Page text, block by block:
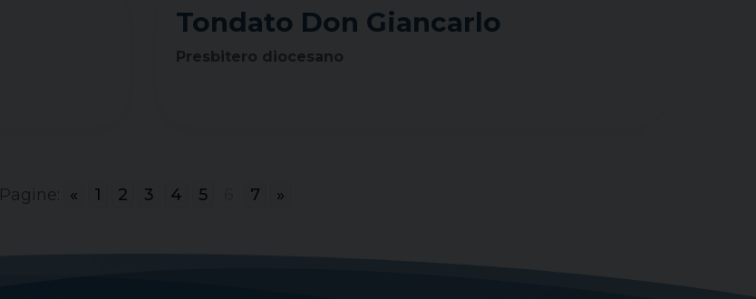
Tondato Don Giancarlo
Presbitero diocesano
Pagine: « 1 2 3 4 5 7 »